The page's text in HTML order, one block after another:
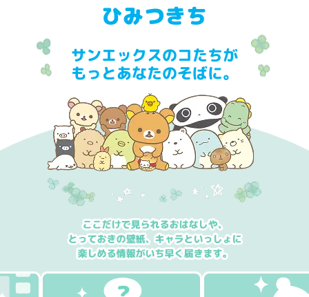
ひみつきち
サンエックスのコたちが
もっとあなたのそばに。